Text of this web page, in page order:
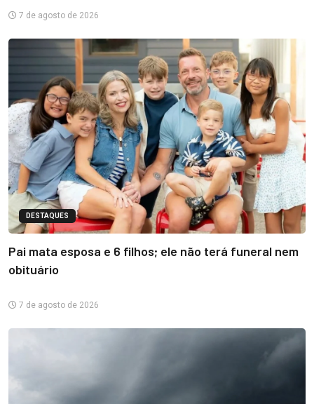
7 de agosto de 2026
DESTAQUES
Pai mata esposa e 6 filhos; ele não terá funeral nem
obituário
7 de agosto de 2026